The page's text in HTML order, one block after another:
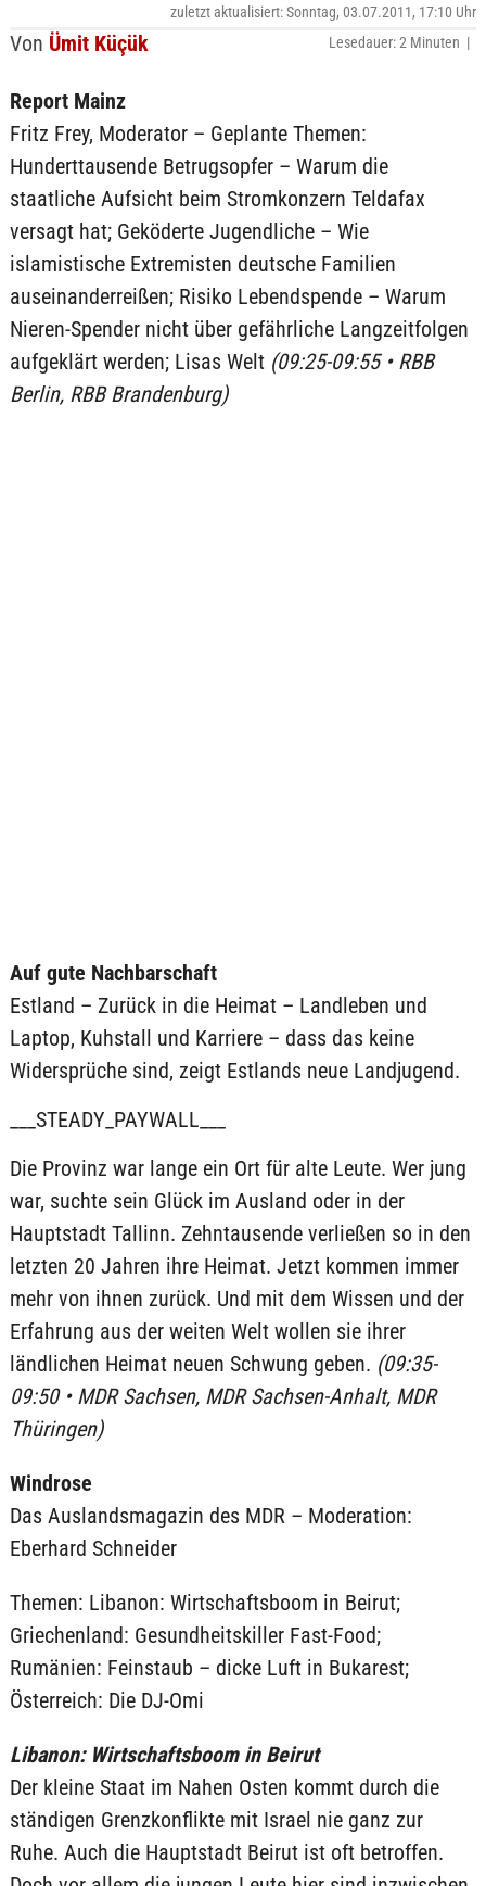
Von Ümit Küçük
zuletzt aktualisiert: Sonntag, 03.07.2011, 17:10 Uhr
Lesedauer: 2 Minuten |
Report Mainz
Fritz Frey, Moderator – Geplante Themen:
Hunderttausende Betrugsopfer – Warum die
staatliche Aufsicht beim Stromkonzern Teldafax
versagt hat; Geköderte Jugendliche – Wie
islamistische Extremisten deutsche Familien
auseinanderreißen; Risiko Lebendspende – Warum
Nieren-Spender nicht über gefährliche Langzeitfolgen
aufgeklärt werden; Lisas Welt (09:25-09:55 • RBB
Berlin, RBB Brandenburg)
Auf gute Nachbarschaft
Estland – Zurück in die Heimat – Landleben und
Laptop, Kuhstall und Karriere – dass das keine
Widersprüche sind, zeigt Estlands neue Landjugend.
___STEADY_PAYWALL___
Die Provinz war lange ein Ort für alte Leute. Wer jung
war, suchte sein Glück im Ausland oder in der
Hauptstadt Tallinn. Zehntausende verließen so in den
letzten 20 Jahren ihre Heimat. Jetzt kommen immer
mehr von ihnen zurück. Und mit dem Wissen und der
Erfahrung aus der weiten Welt wollen sie ihrer
ländlichen Heimat neuen Schwung geben. (09:35-
09:50 • MDR Sachsen, MDR Sachsen-Anhalt, MDR
Thüringen)
Windrose
Das Auslandsmagazin des MDR – Moderation:
Eberhard Schneider
Themen: Libanon: Wirtschaftsboom in Beirut;
Griechenland: Gesundheitskiller Fast-Food;
Rumänien: Feinstaub – dicke Luft in Bukarest;
Österreich: Die DJ-Omi
Libanon: Wirtschaftsboom in Beirut
Der kleine Staat im Nahen Osten kommt durch die
ständigen Grenzkonflikte mit Israel nie ganz zur
Ruhe. Auch die Hauptstadt Beirut ist oft betroffen.